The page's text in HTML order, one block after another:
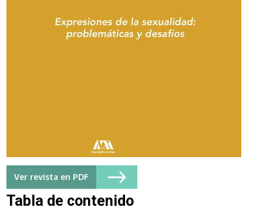
Ver revista en PDF
Tabla de contenido